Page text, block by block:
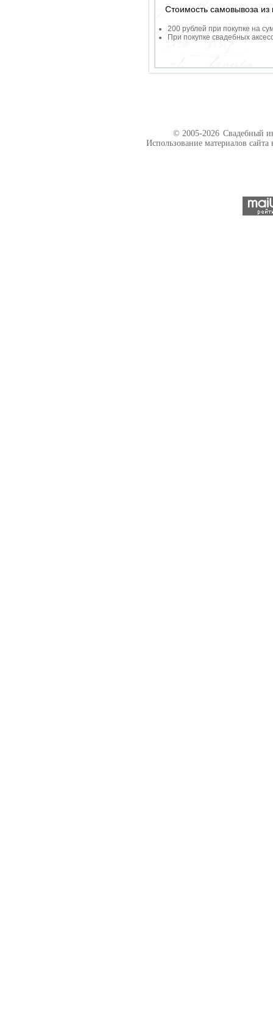
Стоимость самовывоза из
200 рублей при покупке на
При покупке свадебных
© 2005-2026 Свадебный
Использование материалов